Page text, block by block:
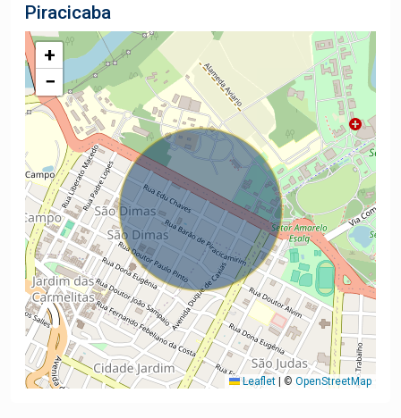
Piracicaba
+
−
Leaflet | © OpenStreetMap